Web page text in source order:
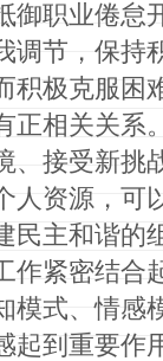
御职业倦怠
调节，保持
积极克服困
正相关关系
、接受新挑
人资源，可
民主和谐的
作紧密结合
模式、情感
起到重要作